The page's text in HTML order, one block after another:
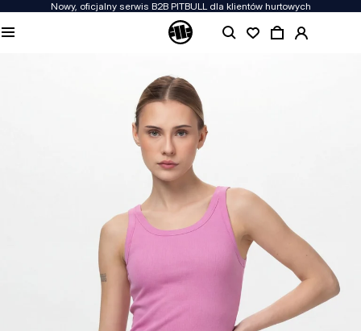
Nowy, oficjalny serwis B2B PITBULL dla klientów hurtowych